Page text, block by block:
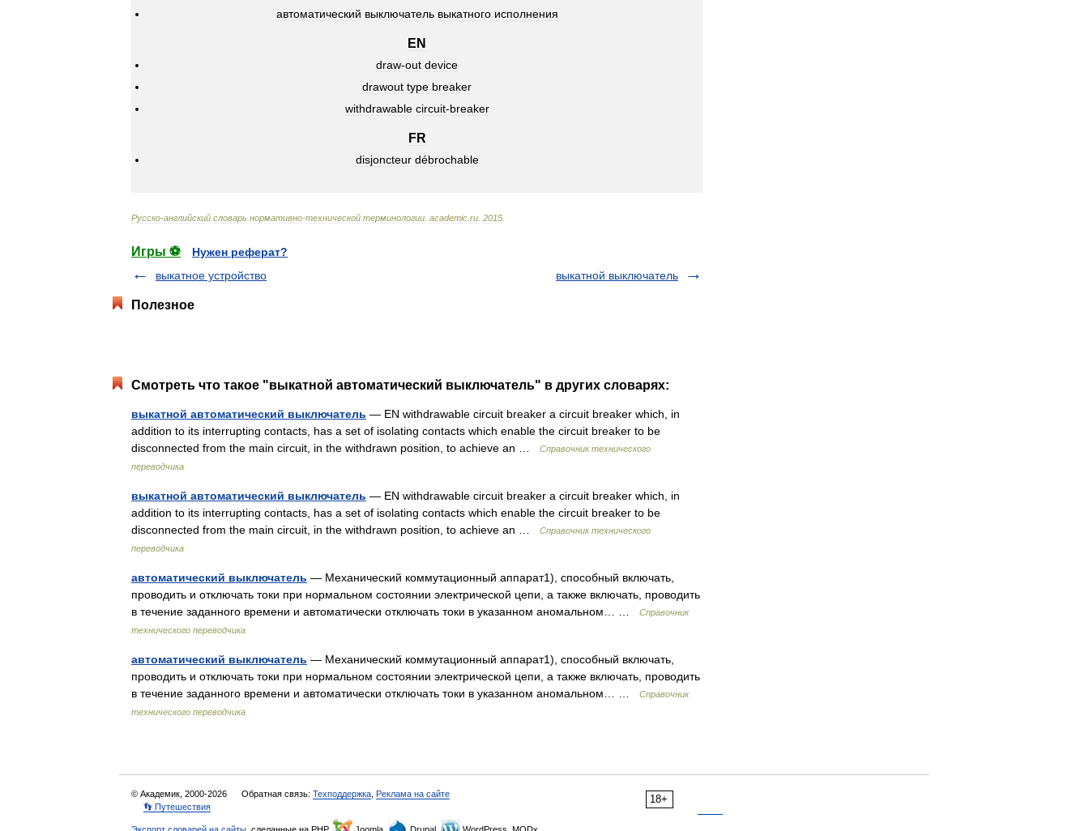
автоматический выключатель выкатного исполнения
EN
draw-out device
drawout type breaker
withdrawable circuit-breaker
FR
disjoncteur débrochable
Русско-английский словарь нормативно-технической терминологии academic ru 2015
Игры ⚽
Нужен реферат?
выкатное устройство
выкатной выключатель
Полезное
Смотреть что такое "выкатной автоматический выключатель" в других словарях:
выкатной автоматический выключатель — EN withdrawable circuit breaker a circuit breaker which, in
addition to its interrupting contacts, has a set of isolating contacts which enable the circuit breaker to be
disconnected from the main circuit, in the withdrawn position, to achieve an …
Справочник технического
переводчика
выкатной автоматический выключатель — EN withdrawable circuit breaker a circuit breaker which, in
addition to its interrupting contacts, has a set of isolating contacts which enable the circuit breaker to be
disconnected from the main circuit, in the withdrawn position, to achieve an …
Справочник технического
переводчика
автоматический выключатель — Механический коммутационный аппарат1), способный включать,
проводить и отключать токи при нормальном состоянии электрической цепи, а также включать, проводить
в течение заданного времени и автоматически отключать токи в указанном аномальном… …
Справочник
технического переводчика
автоматический выключатель — Механический коммутационный аппарат1), способный включать,
проводить и отключать токи при нормальном состоянии электрической цепи, а также включать, проводить
в течение заданного времени и автоматически отключать токи в указанном аномальном… …
Справочник
технического переводчика
18+
© Академик, 2000-2026 Обратная связь: Техподдержка Реклама на сайте
👣 Путешествия